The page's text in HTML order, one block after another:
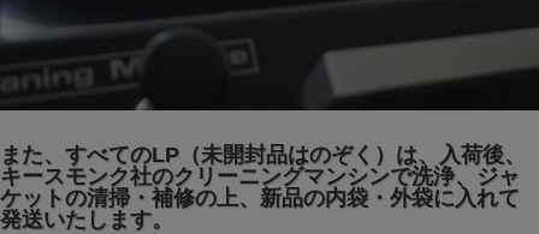
また、すべてのLP（未開封品はのぞく）は、入荷後、
キースモンク社のクリーニングマンシンで洗浄、ジャ
ケットの清掃・補修の上、新品の内袋・外袋に入れて
発送いたします。